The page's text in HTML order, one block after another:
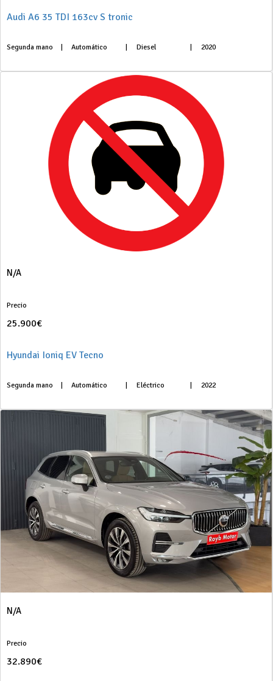
Audi A6 35 TDI 163cv S tronic
Segunda mano Automático Diesel 2020
N/A
Precio
25.900€
Hyundai Ioniq EV Tecno
Segunda mano Automático Eléctrico 2022
N/A
Precio
32.890€